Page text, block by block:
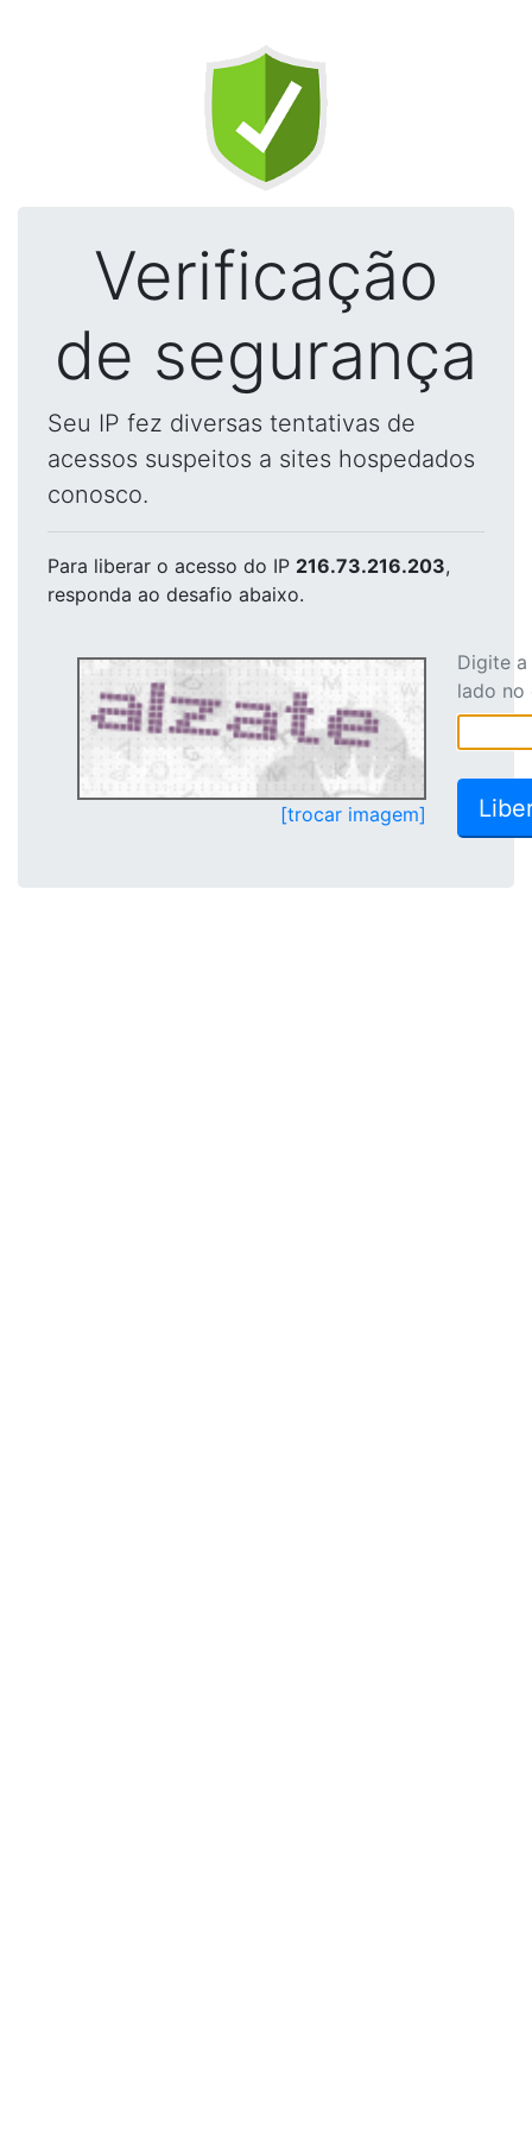
Verificação
de segurança
Seu IP fez diversas tentativas de
acessos suspeitos a sites hospedados
conosco.
Para liberar o acesso do IP 216.73.216.203,
responda ao desafio abaixo.
[trocar imagem]
Digite
lado no